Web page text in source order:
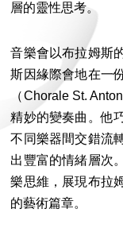
層的靈性思考。
音樂會以布拉姆斯
斯因緣際會地在一
（Chorale St.
精妙的變奏曲。他
不同樂器間交錯流
出豐富的情緒層次
樂思維，展現布拉
的藝術篇章。